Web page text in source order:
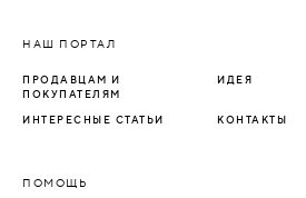
НАШ ПОРТАЛ
ПРОДАВЦАМ И
ПОКУПАТЕЛЯМ
ИДЕЯ
ИНТЕРЕСНЫЕ СТАТЬИ КОНТАКТЫ
ПОМОЩЬ